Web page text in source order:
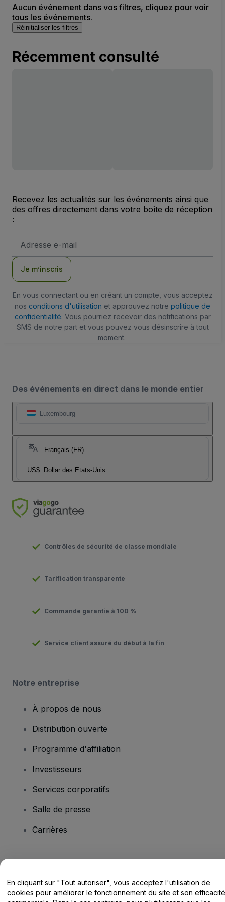
Aucun événement dans vos filtres, cliquez pour voir
tous les événements.
Réinitialiser les filtres
Récemment consulté
Recevez les actualités sur les événements ainsi que
des offres directement dans votre boîte de réception
:
e-
Je m’inscris
En vous connectant ou en créant un compte, vous acceptez
nos conditions d'utilisation et approuvez notre politique de
confidentialité. Vous pourriez recevoir des notifications par
SMS de notre part et vous pouvez vous désinscrire à tout
moment.
Des événements en direct dans le monde entier
Luxembourg
Français (FR)
US$ Dollar des Etats-Unis
Contrôles de sécurité de classe mondiale
Tarification transparente
Commande garantie à 100 %
Service client assuré du début à la fin
Notre entreprise
À propos de nous
Distribution ouverte
Programme d'affiliation
Investisseurs
Services corporatifs
Salle de presse
Carrières
Centre d'assistance / Nous contacter
En cliquant sur "Tout autoriser", vous acceptez l'utilisation de
cookies pour améliorer le fonctionnement du site et son efficacité